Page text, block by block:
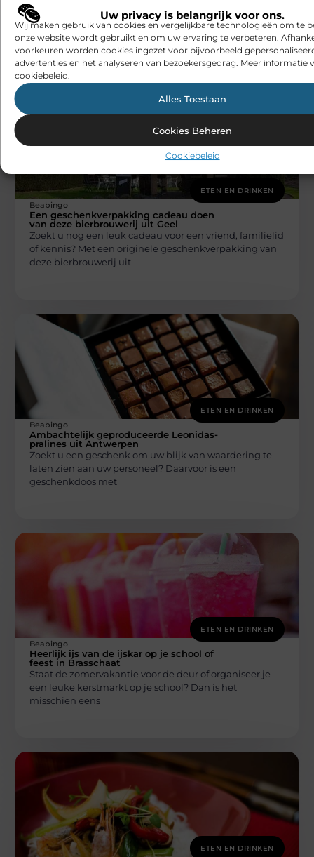
Uw privacy is belangrijk voor ons.
Wij maken gebruik van cookies en vergelijkbare technologieën om te
onze website wordt gebruikt en om uw ervaring te verbeteren.
voorkeuren worden cookies ingezet voor bijvoorbeeld
advertenties en het analyseren van bezoekersgedrag. Meer informatie
cookiebeleid.
Alles Toestaan
Cookies Beheren
Cookiebeleid
groothandelaar in traditionele zoetwaren
Zoetigheden zijn niet zomaar een snack; ze zijn een
symbool van traditie, vakmanschap en
hartverwarmende herinneringen. Als banketbakker,
confisier of
ETEN EN DRINKEN
Beabingo
Een geschenkverpakking cadeau doen
van deze bierbrouwerij uit Geel
Zoekt u nog een leuk cadeau voor een vriend, familielid
of kennis? Met een originele geschenkverpakking van
deze bierbrouwerij uit
ETEN EN DRINKEN
Beabingo
Ambachtelijk geproduceerde Leonidas-
pralines uit Antwerpen
Zoekt u een geschenk om uw blijk van waardering te
laten zien aan uw personeel? Daarvoor is een
geschenkdoos met
ETEN EN DRINKEN
Beabingo
Heerlijk ijs van de ijskar op je school of
feest in Brasschaat
Staat de zomervakantie voor de deur of organiseer je
een leuke kerstmarkt op je school? Dan is het
misschien eens
ETEN EN DRINKEN